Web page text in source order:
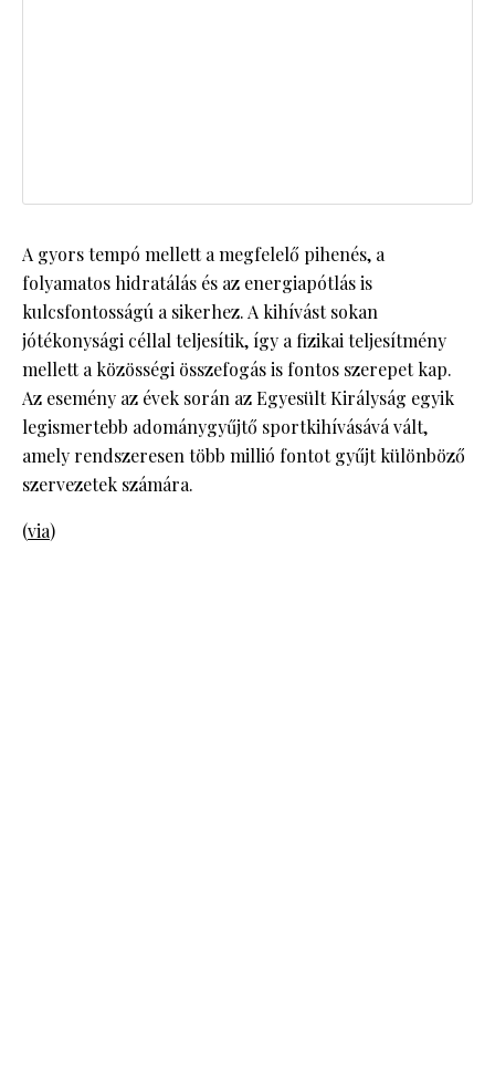
A gyors tempó mellett a megfelelő pihenés, a
folyamatos hidratálás és az energiapótlás is
kulcsfontosságú a sikerhez. A kihívást sokan
jótékonysági céllal teljesítik, így a fizikai teljesítmény
mellett a közösségi összefogás is fontos szerepet kap.
Az esemény az évek során az Egyesült Királyság egyik
legismertebb adománygyűjtő sportkihívásává vált,
amely rendszeresen több millió fontot gyűjt különböző
szervezetek számára.
(via)